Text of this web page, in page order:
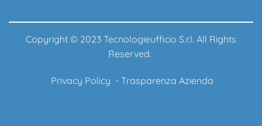
Copyright © 2023 Tecnologieufficio S.r.l. All Rights
Reserved.
Privacy Policy - Trasparenza Azienda